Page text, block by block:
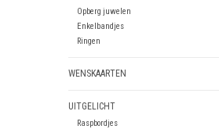
Opberg juwelen
Enkelbandjes
Ringen
WENSKAARTEN
UITGELICHT
Raspbordjes